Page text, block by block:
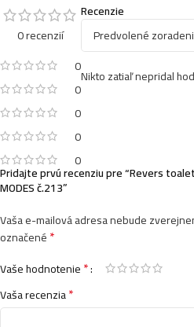
0 recenzií
0
0
0
0
0
Recenzie
Nikto zatiaľ nepridal
Pridajte prvú recenziu pre “Revers
MODES č.213”
Vaša e-mailová adresa nebude
označené*
Vaše hodnotenie*
Vaša recenzia*